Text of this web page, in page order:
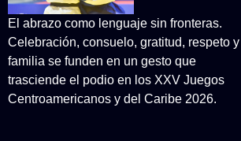
El abrazo como lenguaje sin fronteras.
Celebración, consuelo, gratitud, respeto y
familia se funden en un gesto que
trasciende el podio en los XXV Juegos
Centroamericanos y del Caribe 2026.